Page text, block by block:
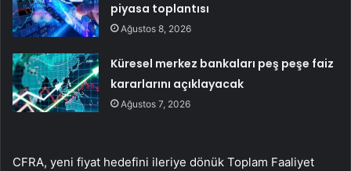
piyasa toplantısı
Ağustos 8, 2026
Küresel merkez bankaları peş peşe faiz
kararlarını açıklayacak
Ağustos 7, 2026
CFRA, yeni fiyat hedefini ileriye dönük Toplam Faaliyet